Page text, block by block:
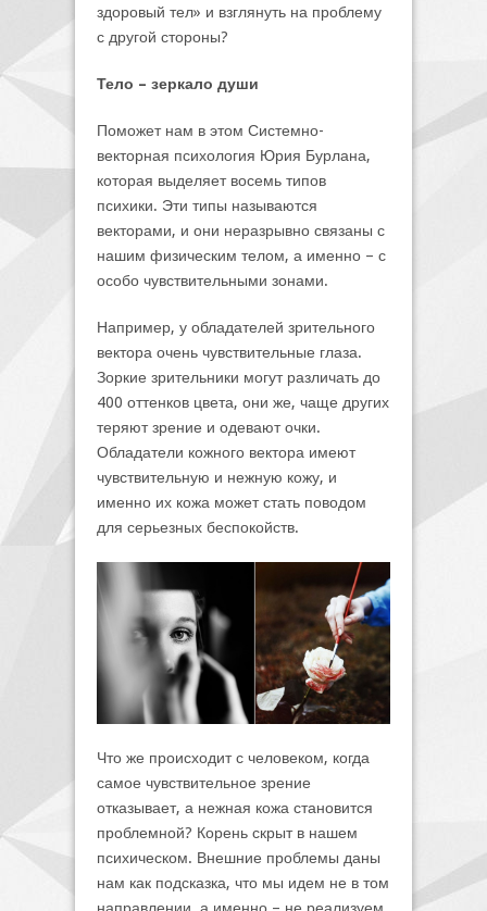
здоровый тел» и взглянуть на проблему
с другой стороны?
Тело – зеркало души
Поможет нам в этом Системно-
векторная психология Юрия Бурлана,
которая выделяет восемь типов
психики. Эти типы называются
векторами, и они неразрывно связаны с
нашим физическим телом, а именно – с
особо чувствительными зонами.
Например, у обладателей зрительного
вектора очень чувствительные глаза.
Зоркие зрительники могут различать до
400 оттенков цвета, они же, чаще других
теряют зрение и одевают очки.
Обладатели кожного вектора имеют
чувствительную и нежную кожу, и
именно их кожа может стать поводом
для серьезных беспокойств.
Что же происходит с человеком, когда
самое чувствительное зрение
отказывает, а нежная кожа становится
проблемной? Корень скрыт в нашем
психическом. Внешние проблемы даны
нам как подсказка, что мы идем не в том